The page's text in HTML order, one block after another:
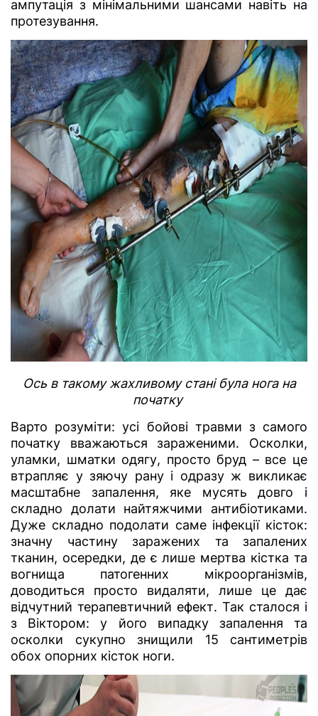
ампутація з мінімальними шансами навіть на
протезування.
Ось в такому жахливому стані була нога на
початку
Варто розуміти: усі бойові травми з самого
початку вважаються зараженими. Осколки,
уламки, шматки одягу, просто бруд – все це
втрапляє у зяючу рану і одразу ж викликає
масштабне запалення, яке мусять довго і
складно долати найтяжчими антибіотиками.
Дуже складно подолати саме інфекції кісток:
значну частину заражених та запалених
тканин, осередки, де є лише мертва кістка та
вогнища патогенних мікроорганізмів,
доводиться просто видаляти, лише це дає
відчутний терапевтичний ефект. Так сталося і
з Віктором: у його випадку запалення та
осколки сукупно знищили 15 сантиметрів
обох опорних кісток ноги.